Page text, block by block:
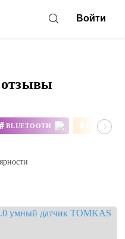
Войти
BLUETOOTH # БЛЮТУС